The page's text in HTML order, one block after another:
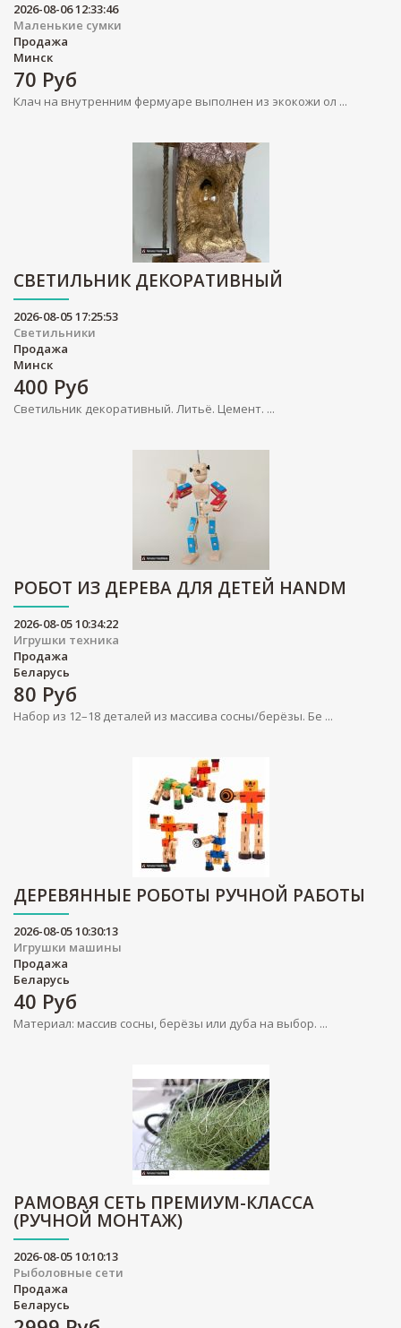
2026-08-06 12:33:46
Маленькие сумки
Продажа
Минск
70 Руб
Клач на внутренним фермуаре выполнен из экокожи ол ...
СВЕТИЛЬНИК ДЕКОРАТИВНЫЙ
2026-08-05 17:25:53
Светильники
Продажа
Минск
400 Руб
Светильник декоративный. Литьё. Цемент. ...
РОБОТ ИЗ ДЕРЕВА ДЛЯ ДЕТЕЙ HANDM
2026-08-05 10:34:22
Игрушки техника
Продажа
Беларусь
80 Руб
Набор из 12–18 деталей из массива сосны/берёзы. Бе ...
ДЕРЕВЯННЫЕ РОБОТЫ РУЧНОЙ РАБОТЫ
2026-08-05 10:30:13
Игрушки машины
Продажа
Беларусь
40 Руб
Материал: массив сосны, берёзы или дуба на выбор. ...
РАМОВАЯ СЕТЬ ПРЕМИУМ-КЛАССА
(РУЧНОЙ МОНТАЖ)
2026-08-05 10:10:13
Рыболовные сети
Продажа
Беларусь